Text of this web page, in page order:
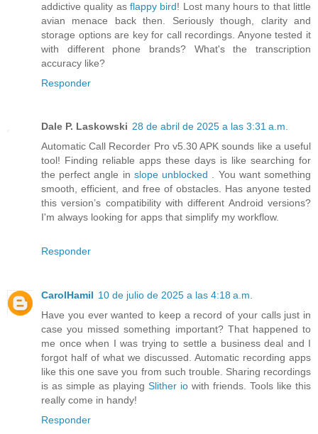
addictive quality as flappy bird! Lost many hours to that little
avian menace back then. Seriously though, clarity and
storage options are key for call recordings. Anyone tested it
with different phone brands? What's the transcription
accuracy like?
Responder
Dale P. Laskowski 28 de abril de 2025 a las 3:31 a.m.
Automatic Call Recorder Pro v5.30 APK sounds like a useful
tool! Finding reliable apps these days is like searching for
the perfect angle in slope unblocked . You want something
smooth, efficient, and free of obstacles. Has anyone tested
this version’s compatibility with different Android versions?
I'm always looking for apps that simplify my workflow.
Responder
CarolHamil 10 de julio de 2025 a las 4:18 a.m.
Have you ever wanted to keep a record of your calls just in
case you missed something important? That happened to
me once when I was trying to settle a business deal and I
forgot half of what we discussed. Automatic recording apps
like this one save you from such trouble. Sharing recordings
is as simple as playing Slither io with friends. Tools like this
really come in handy!
Responder